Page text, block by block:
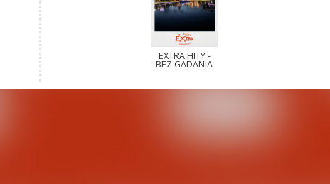
EXTRA HITY -
BEZ GADANIA